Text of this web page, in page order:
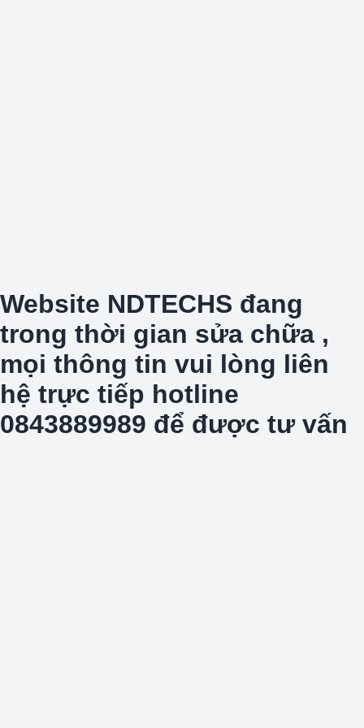
Website NDTECHS đang
trong thời gian sửa chữa ,
mọi thông tin vui lòng liên
hệ trực tiếp hotline
0843889989 để được tư vấn